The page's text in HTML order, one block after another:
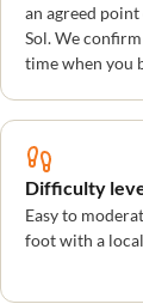
an agreed
Sol. We
time when you
Difficulty
Easy to
foot with a